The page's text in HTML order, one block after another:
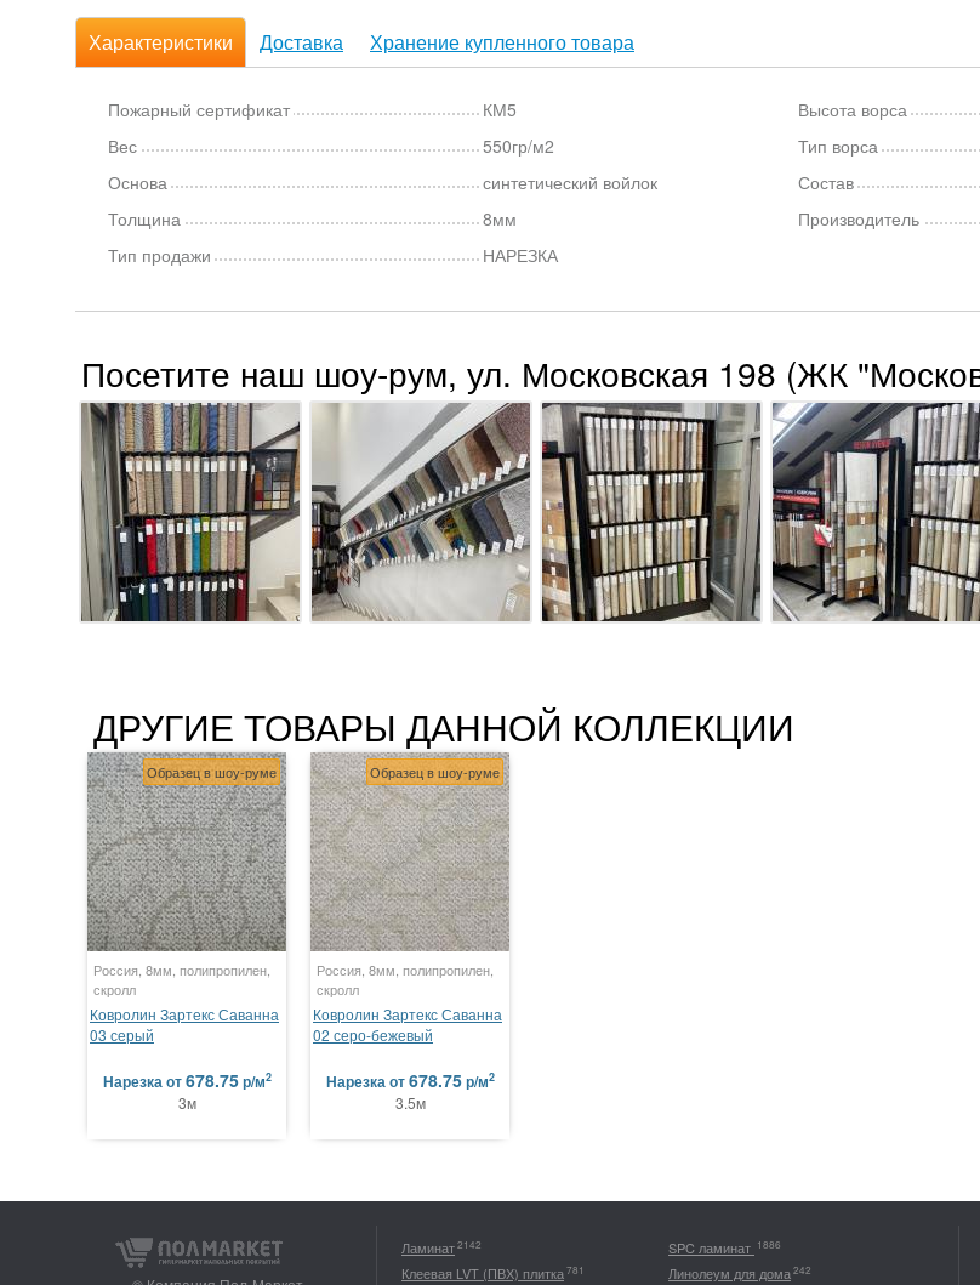
Характеристики Доставка Хранение купленного товара
Пожарный сертификат
КМ5
Вес
550гр/м2
Основа
синтетический войлок
Толщина
8мм
Тип продажи
НАРЕЗКА
Высота ворса
Тип ворса
Состав
Производитель
Посетите наш шоу-рум, ул. Московская 198 (ЖК
ДРУГИЕ ТОВАРЫ ДАННОЙ КОЛЛЕКЦИИ
Образец в шоу-руме
Россия, 8мм, полипропилен,
скролл
Ковролин Зартекс Саванна
03 серый
Нарезкаот678.75р/м2
3м
Образец в шоу-руме
Россия, 8мм, полипропилен,
скролл
Ковролин Зартекс Саванна
02 серо-бежевый
Нарезкаот678.75р/м2
3.5м
Ламинат2142 SPC ламинат 1886
Клеевая LVT (ПВХ) плитка781 Линолеум для дома242